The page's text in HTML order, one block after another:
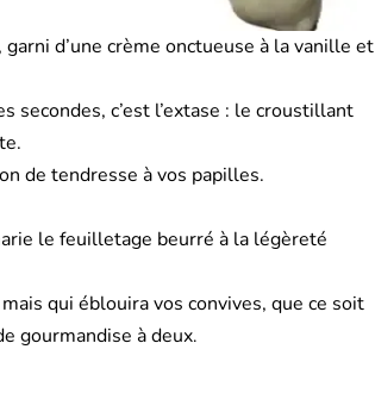
d’une crème onctueuse à la vanille et
secondes, c’est l’extase : le croustillant
de tendresse à vos papilles.
le feuilletage beurré à la légèreté
qui éblouira vos convives, que ce soit
gourmandise à deux.